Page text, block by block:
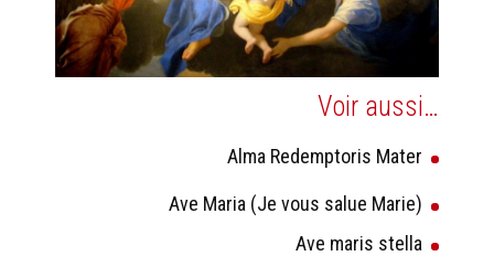
Voir aussi…
Alma Redemptoris Mater
Ave Maria (Je vous salue Marie)
Ave maris stella